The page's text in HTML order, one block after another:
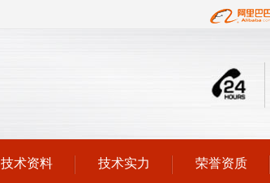
技术资料 技术实力 荣誉资质